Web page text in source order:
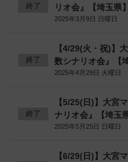
終了
リオ会』【埼玉県】
2025年3月9日 日曜日
終了
【4/29(火・祝)】
数シナリオ会』【
2025年4月29日 火曜日
終了
【5/25(日)】大宮
ナリオ会』【埼玉県
2025年5月25日 日曜日
【6/29(日)】大宮